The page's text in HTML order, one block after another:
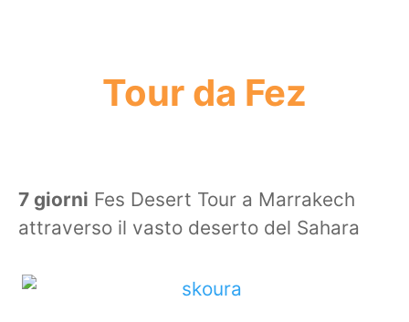
Tour da Fez
7 giorni Fes Desert Tour a Marrakech
attraverso il vasto deserto del Sahara